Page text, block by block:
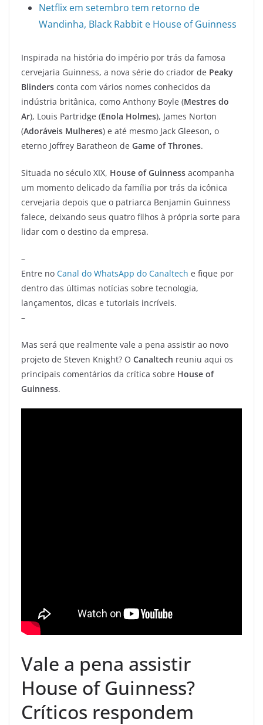
Netflix em setembro tem retorno de
Wandinha, Black Rabbit e House of Guinness
Inspirada na história do império por trás da famosa
cervejaria Guinness, a nova série do criador de Peaky
Blinders conta com vários nomes conhecidos da
indústria britânica, como Anthony Boyle (Mestres do
Ar), Louis Partridge (Enola Holmes), James Norton
(Adoráveis Mulheres) e até mesmo Jack Gleeson, o
eterno Joffrey Baratheon de Game of Thrones.
Situada no século XIX, House of Guinness acompanha
um momento delicado da família por trás da icônica
cervejaria depois que o patriarca Benjamin Guinness
falece, deixando seus quatro filhos à própria sorte para
lidar com o destino da empresa.
–
Entre no Canal do WhatsApp do Canaltech e fique por
dentro das últimas notícias sobre tecnologia,
lançamentos, dicas e tutoriais incríveis.
–
Mas será que realmente vale a pena assistir ao novo
projeto de Steven Knight? O Canaltech reuniu aqui os
principais comentários da crítica sobre House of
Guinness.
Vale a pena assistir
House of Guinness?
Críticos respondem